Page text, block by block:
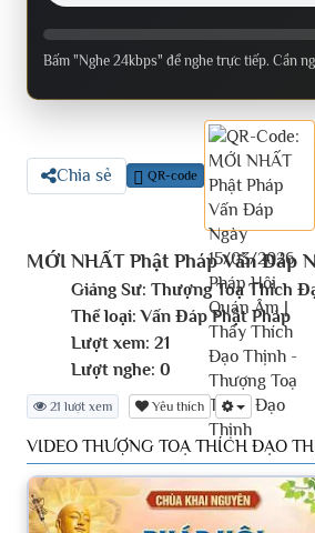
Bấm "Nghe 24kbps" để nghe trực tiếp. Cần
Chia sẻ QR-code
MỚI NHẤT Phật Pháp Vấn Đáp
Giảng Sư: Thượng Toạ Thích
Thể loại: Vấn Đáp Phật Pháp
Lượt xem: 21
Lượt nghe: 0
21 lượt xem Yêu thích
VIDEO THƯỢNG TOẠ THÍCH ĐẠO